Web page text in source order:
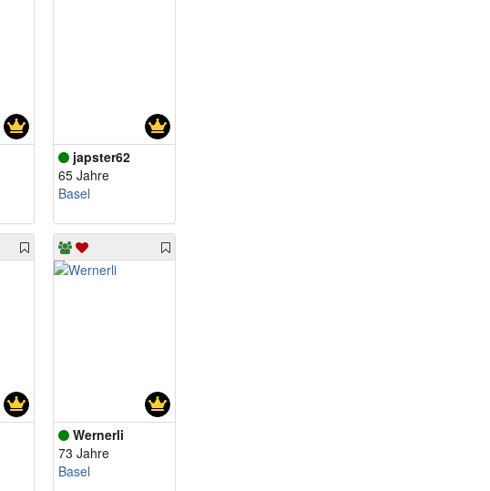
japster62
65 Jahre
Basel
Wernerli
73 Jahre
Basel